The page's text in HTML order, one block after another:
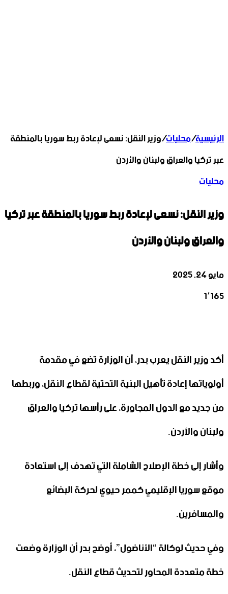
الرئيسية/محليات/وزير النقل: نسعى لإعادة ربط سوريا بالمنطقة
عبر تركيا والعراق ولبنان والأردن
محليات
وزير النقل: نسعى لإعادة ربط سوريا بالمنطقة عبر تركيا
والعراق ولبنان والأردن
مايو 24, 2025
1٬165
أكد وزير النقل يعرب بدر، أن الوزارة تضع في مقدمة
أولوياتها إعادة تأهيل البنية التحتية لقطاع النقل، وربطها
من جديد مع الدول المجاورة، على رأسها تركيا والعراق
ولبنان والأردن.
وأشار إلى خطة الإصلاح الشاملة التي تهدف إلى استعادة
موقع سوريا الإقليمي كممر حيوي لحركة البضائع
والمسافرين.
وفي حديث لوكالة “الأناضول”، أوضح بدر أن الوزارة وضعت
خطة متعددة المحاور لتحديث قطاع النقل.